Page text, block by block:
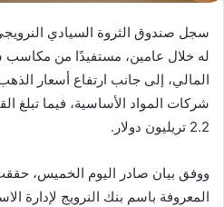
سجل صندوق الثروة السيادي
له خلال عامين، مستفيدًا من مكاسب
المالي، إلى جانب ارتفاع أسعار
شركات المواد الأساسية، فيما تبلغ
2.2 تريليون دولار.
ووفق بيان صادر اليوم الخميس،
المعروفة باسم بنك النرويج لإدارة